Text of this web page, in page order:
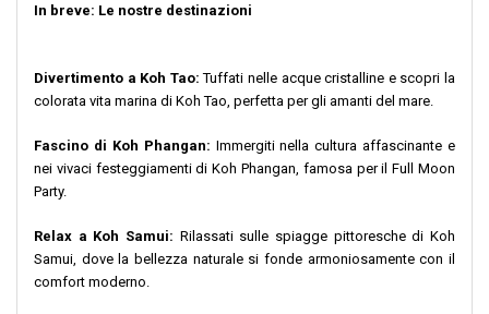
In breve: Le nostre destinazioni
Divertimento a Koh Tao: Tuffati nelle acque cristalline e scopri la
colorata vita marina di Koh Tao, perfetta per gli amanti del mare.
Fascino di Koh Phangan: Immergiti nella cultura affascinante e
nei vivaci festeggiamenti di Koh Phangan, famosa per il Full Moon
Party.
Relax a Koh Samui: Rilassati sulle spiagge pittoresche di Koh
Samui, dove la bellezza naturale si fonde armoniosamente con il
comfort moderno.